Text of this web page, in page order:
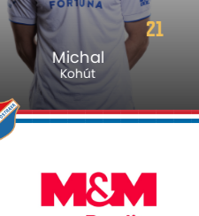
Marek
Havran